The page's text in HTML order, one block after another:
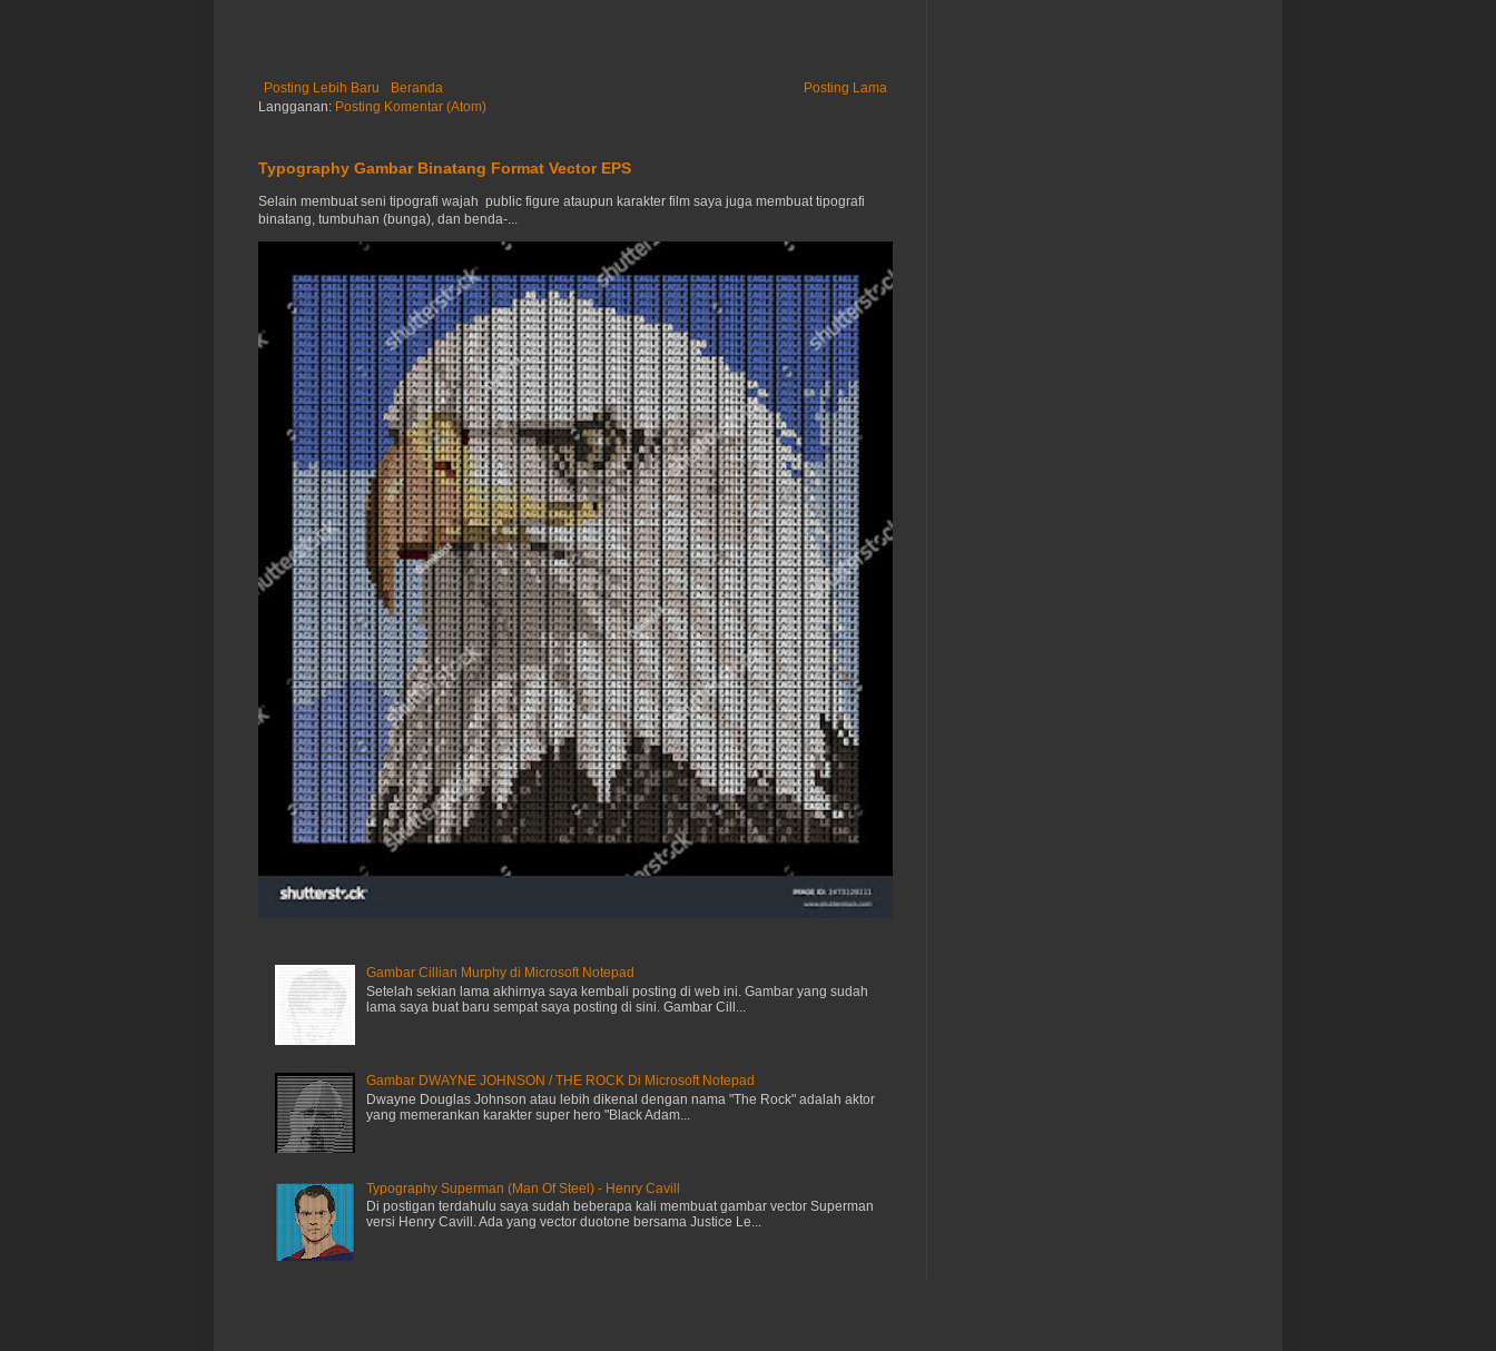
Posting Lebih Baru Posting Lama
Beranda
Langganan: Posting Komentar (Atom)
Typography Gambar Binatang Format Vector EPS
Selain membuat seni tipografi wajah public figure ataupun karakter film saya juga membuat tipografi
binatang, tumbuhan (bunga), dan benda-...
Gambar Cillian Murphy di Microsoft Notepad
Setelah sekian lama akhirnya saya kembali posting di web ini. Gambar yang sudah
lama saya buat baru sempat saya posting di sini. Gambar Cill...
Gambar DWAYNE JOHNSON / THE ROCK Di Microsoft Notepad
Dwayne Douglas Johnson atau lebih dikenal dengan nama "The Rock" adalah aktor
yang memerankan karakter super hero "Black Adam...
Typography Superman (Man Of Steel) - Henry Cavill
Di postigan terdahulu saya sudah beberapa kali membuat gambar vector Superman
versi Henry Cavill. Ada yang vector duotone bersama Justice Le...